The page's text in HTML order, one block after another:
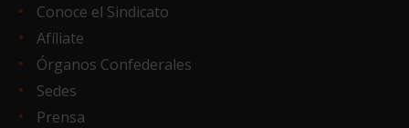
Conoce el Sindicato
Afíliate
Órganos Confederales
Sedes
Prensa